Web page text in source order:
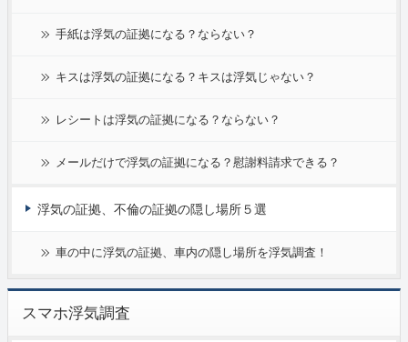
手紙は浮気の証拠になる？ならない？
キスは浮気の証拠になる？キスは浮気じゃない？
レシートは浮気の証拠になる？ならない？
メールだけで浮気の証拠になる？慰謝料請求できる？
浮気の証拠、不倫の証拠の隠し場所５選
車の中に浮気の証拠、車内の隠し場所を浮気調査！
スマホ浮気調査